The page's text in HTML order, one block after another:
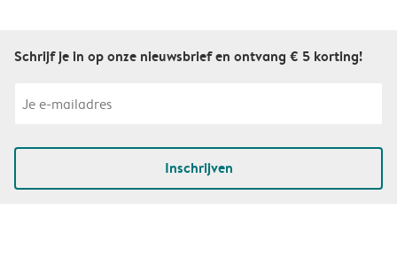
Schrijf je in op onze nieuwsbrief en ontvang € 5 korting!
Inschrijven